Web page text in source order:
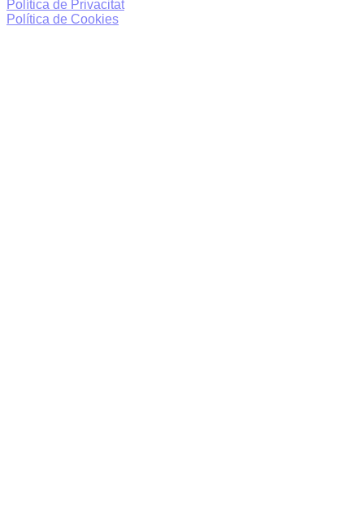
Política de Privacitat
Política de Cookies